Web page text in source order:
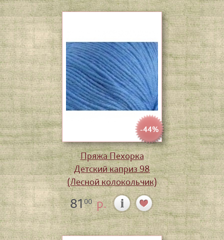
-44%
Пряжа Пехорка
Детский каприз 98
(Лесной колокольчик)
8100р.